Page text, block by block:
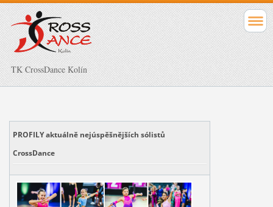
TK CrossDance Kolín
PROFILY aktuálně nejúspěšnějších sólistů
CrossDance